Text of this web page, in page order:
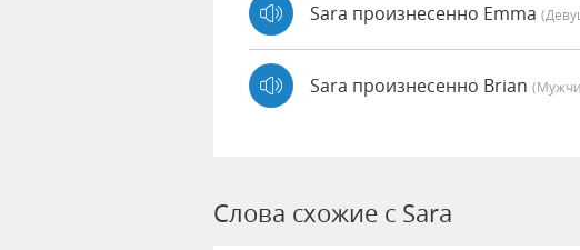
Sara произнесенно Emma
Sara произнесенно Brian
Слова схожие с Sara